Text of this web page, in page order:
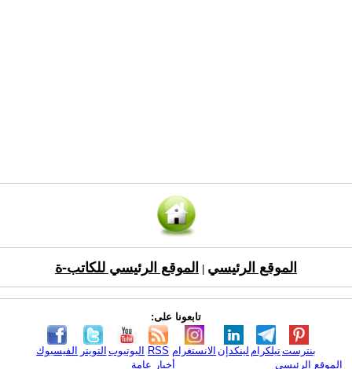
الموقع الرئيسي الموقع الرئيسي للكاتب-ة
تابعونا على:
الفيسبوك التويتر اليوتيوب RSS الانستغرام لينكدإن تيلكرامبنترست
الموقع الرئيسي
أخبار عامة